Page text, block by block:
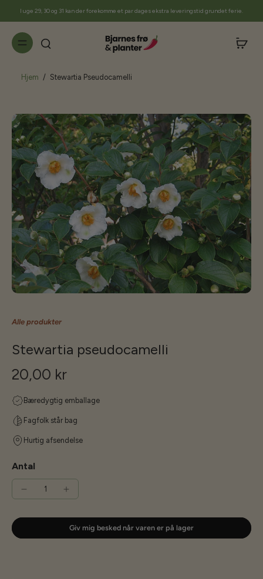
I uge 29, 30 og 31 kan der forekomme et par dages ekstra leveringstid grundet ferie.
Hjem / Stewartia Pseudocamelli
Alle produkter
Stewartia pseudocamelli
20,00 kr
Bæredygtig emballage
Fagfolk står bag
Hurtig afsendelse
Antal
Giv mig besked når varen er på lager